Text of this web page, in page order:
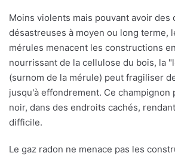
Moins violents mais pouvant avoir des
désastreuses à moyen ou long terme,
mérules menacent les constructions
nourrissant de la cellulose du bois, la
(surnom de la mérule) peut fragiliser
jusqu'à effondrement. Ce champignon
noir, dans des endroits cachés,
difficile.
Le gaz radon ne menace pas les